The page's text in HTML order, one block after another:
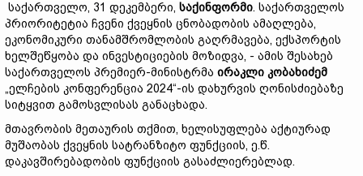
საქართველო, 31 დეკემბერი, საქინფორმი. საქართველოს
პრიორიტეტია ჩვენი ქვეყნის ცნობადობის ამაღლება,
ეკონომიკური თანამშრომლობის გაღრმავება, ექსპორტის
ხელშეწყობა და ინვესტიციების მოზიდვა, - ამის შესახებ
საქართველოს პრემიერ-მინისტრმა ირაკლი კობახიძემ
„ელჩების კონფერენცია 2024“-ის დახურვის ღონისძიებაზე
სიტყვით გამოსვლისას განაცხადა.
მთავრობის მეთაურის თქმით, ხელისუფლება აქტიურად
მუშაობას ქვეყნის სატრანზიტო ფუნქციის, ე.წ.
დაკავშირებადობის ფუნქციის გასაძლიერებლად.